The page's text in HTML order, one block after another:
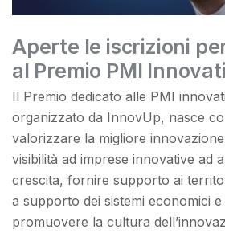
Aperte le iscrizioni
al Premio PMI
Il Premio dedicato alle PMI
organizzato da InnovUp, nasce
valorizzare la migliore
visibilità ad imprese innovative ad
crescita, fornire supporto ai
a supporto dei sistemi economici
promuovere la cultura